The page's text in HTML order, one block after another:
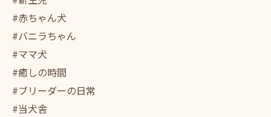
#赤ちゃん犬
#バニラちゃん
#ママ犬
#癒しの時間
#ブリーダーの日常
#当犬舎